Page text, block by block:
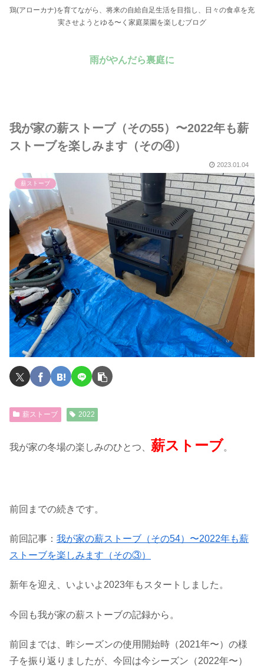
鶏(アローカナ)を育てながら、将来の自給自足生活を目指し、日々の食卓を充
実させようとゆる〜く家庭菜園を楽しむブログ
雨がやんだら裏庭に
我が家の薪ストーブ（その55）〜2022年も薪
ストーブを楽しみます（その④）
2023.01.04
薪ストーブ
薪ストーブ 2022
我が家の冬場の楽しみのひとつ、 薪ストーブ。
前回までの続きです。
前回記事： 我が家の薪ストーブ（その54）〜2022年も薪
ストーブを楽しみます（その③）
新年を迎え、いよいよ2023年もスタートしました。
今回も我が家の薪ストーブの記録から。
前回までは、昨シーズンの使用開始時（2021年〜）の様
子を振り返りましたが、今回は今シーズン（2022年〜）